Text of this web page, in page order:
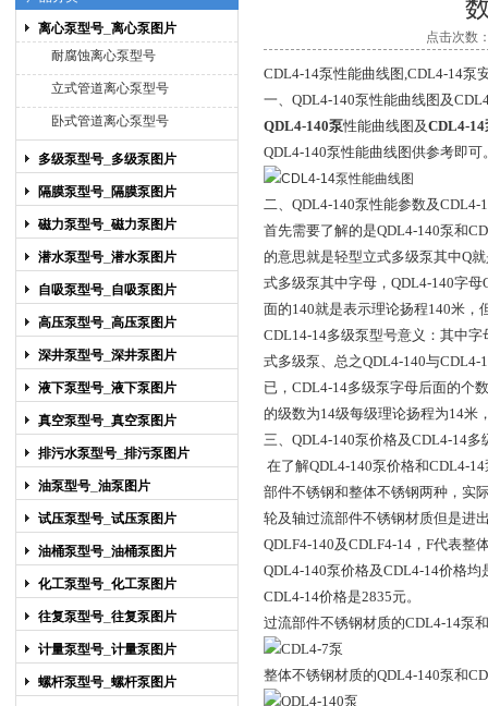
上海博禹泵业有限公司
离心泵型号_离心泵图片
耐腐蚀离心泵型号
立式管道离心泵型号
卧式管道离心泵型号
多级泵型号_多级泵图片
隔膜泵型号_隔膜泵图片
磁力泵型号_磁力泵图片
潜水泵型号_潜水泵图片
自吸泵型号_自吸泵图片
高压泵型号_高压泵图片
深井泵型号_深井泵图片
液下泵型号_液下泵图片
真空泵型号_真空泵图片
排污水泵型号_排污泵图片
油泵型号_油泵图片
试压泵型号_试压泵图片
油桶泵型号_油桶泵图片
化工泵型号_化工泵图片
往复泵型号_往复泵图片
计量泵型号_计量泵图片
螺杆泵型号_螺杆泵图片
点击次数
CDL4-14泵性能曲线图,CDL4-14泵
一、QDL4-140泵性能曲线图及
QDL4-140泵性能曲线图及CDL4-14
QDL4-140泵性能曲线图供参考即可
二、QDL4-140泵性能参数及CDL4-
首先需要了解的是QDL4-140泵和
的意思就是轻型立式多级泵其中Q
式多级泵其中字母，QDL4-140字
面的140就是表示理论扬程140米，
CDL14-14多级泵型号意义：其中
式多级泵、总之QDL4-140与
已，CDL4-14多级泵字母后面的个
的级数为14级每级理论扬程为14米
三、QDL4-140泵价格及CDL4-14多
在了解QDL4-140泵价格和CDL4-
部件不锈钢和整体不锈钢两种，实
轮及轴过流部件不锈钢材质但是进
QDLF4-140及CDLF4-14，F代表整
QDL4-140泵价格及CDL4-14价格均
CDL4-14价格是2835元。
过流部件不锈钢材质的CDL4-14泵
整体不锈钢材质的QDL4-140泵和